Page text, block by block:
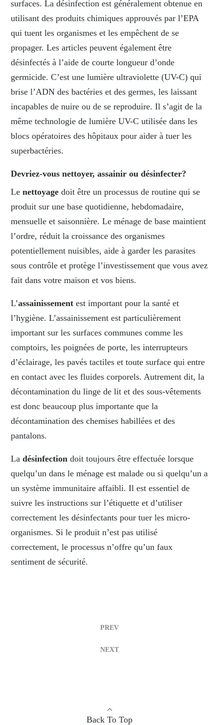
surfaces. La désinfection est généralement obtenue en
utilisant des produits chimiques approuvés par l’EPA
qui tuent les organismes et les empêchent de se
propager. Les articles peuvent également être
désinfectés à l’aide de courte longueur d’onde
germicide. C’est une lumière ultraviolette (UV-C) qui
brise l’ADN des bactéries et des germes, les laissant
incapables de nuire ou de se reproduire. Il s’agit de la
même technologie de lumière UV-C utilisée dans les
blocs opératoires des hôpitaux pour aider à tuer les
superbactéries.
Devriez-vous nettoyer, assainir ou désinfecter?
Lenettoyage doit être un processus de routine qui se
produit sur une base quotidienne, hebdomadaire,
mensuelle et saisonnière. Le ménage de base maintient
l’ordre, réduit la croissance des organismes
potentiellement nuisibles, aide à garder les parasites
sous contrôle et protège l’investissement que vous avez
fait dans votre maison et vos biens.
L’assainissement est important pour la santé et
l’hygiène. L’assainissement est particulièrement
important sur les surfaces communes comme les
comptoirs, les poignées de porte, les interrupteurs
d’éclairage, les pavés tactiles et toute surface qui entre
en contact avec les fluides corporels. Autrement dit, la
décontamination du linge de lit et des sous-vêtements
est donc beaucoup plus importante que la
décontamination des chemises habillées et des
pantalons.
Ladésinfection doit toujours être effectuée lorsque
quelqu’un dans le ménage est malade ou si quelqu’un a
un système immunitaire affaibli. Il est essentiel de
suivre les instructions sur l’étiquette et d’utiliser
correctement les désinfectants pour tuer les micro-
organismes. Si le produit n’est pas utilisé
correctement, le processus n’offre qu’un faux
sentiment de sécurité.
PREV
NEXT
Back To Top